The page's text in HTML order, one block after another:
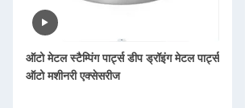
ऑटो मेटल स्टैम्पिंग पार्ट्स डीप ड्रॉइंग मेटल पार्ट्स
ऑटो मशीनरी एक्सेसरीज